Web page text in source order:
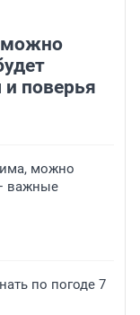
можно
поверья
можно
важные
по погоде 7